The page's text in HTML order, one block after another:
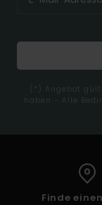
(*) Angebot
haben - Alle
Finde